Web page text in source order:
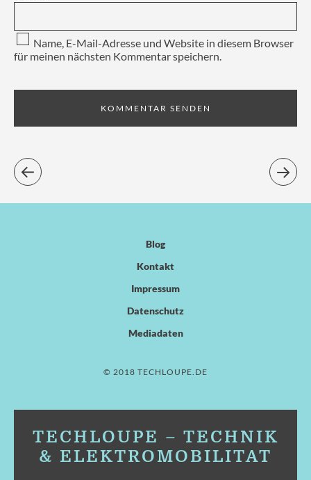
Name, E-Mail-Adresse und Website in diesem Browser
für meinen nächsten Kommentar speichern.
Blog
Kontakt
Impressum
Datenschutz
Mediadaten
© 2018 TECHLOUPE.DE
TECHLOUPE – TECHNIK
& ELEKTROMOBILITÄT